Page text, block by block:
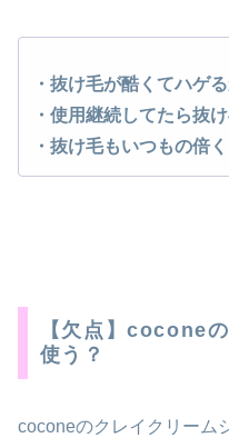
・ 抜け毛が酷くてハゲ
・使用継続してたら抜
・ 抜け毛もいつもの倍
【欠点】cocone
使う？
coconeのクレイクリーム